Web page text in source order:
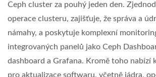
Ceph cluster za pouhý jeden den.
operace clusteru, zajišťuje, že správa a
námahy, a poskytuje komplexní
integrovaných panelů jako Ceph
dashboard a Grafana. Kromě toho nabízí
pro aktualizace softwaru, včetně jádra,